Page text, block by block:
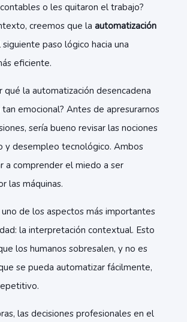
o les quitaron el trabajo?
creemos que la automatización
siguiente paso lógico hacia una
eficiente.
qué la automatización desencadena
emocional? Antes de apresurarnos
sería bueno revisar las nociones
y desempleo tecnológico. Ambos
a comprender el miedo a ser
las máquinas.
de los aspectos más importantes
la interpretación contextual. Esto
los humanos sobresalen, y no es
se pueda automatizar fácilmente,
las decisiones profesionales en el